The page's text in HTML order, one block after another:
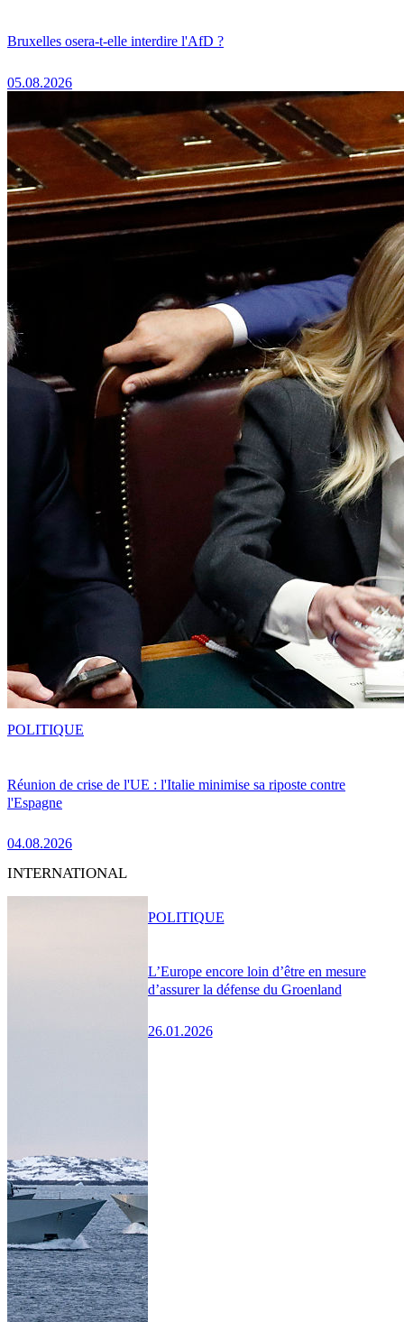
Bruxelles osera-t-elle interdire l'AfD ?
05.08.2026
Réunion de crise de l'UE : l'Italie minimise sa riposte contre
l'Espagne
04.08.2026
POLITIQUE
INTERNATIONAL
L’Europe encore loin d’être en mesure
d’assurer la défense du Groenland
26.01.2026
POLITIQUE